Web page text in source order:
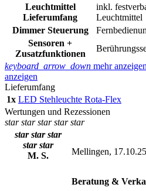
Leuchtmittel
Lieferumfang
inkl.
Leuchtmittel
Dimmer Steuerung
Sensoren +
Zusatzfunktionen
keyboard_arrow_down mehr anzeigen
anzeigen
Lieferumfang
1x LED Stehleuchte Rota-Flex
Wertungen und Rezessionen
star star star star star
star star star
star star
M. S.
Mellingen, 17.10.25
Beratung &